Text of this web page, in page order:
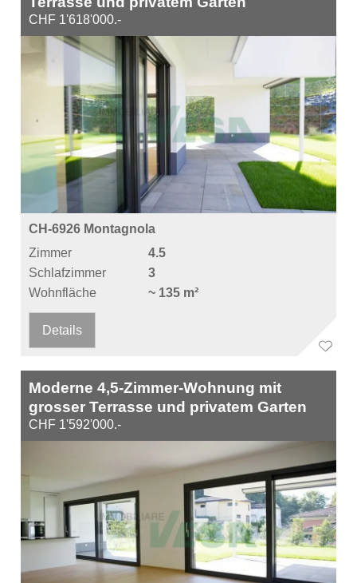
CHF 1'618'000.-
CH-6926 Montagnola
Zimmer
4.5
Schlafzimmer
3
Wohnfläche
~ 135 m²
Details
Moderne 4,5-Zimmer-Wohnung mit
grosser Terrasse und privatem Garten
CHF 1'592'000.-